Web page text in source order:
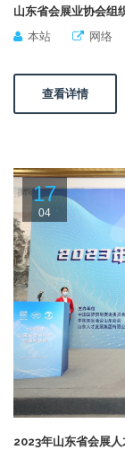
山东省会展业协会组
本站
网络
查看详情
17
04
2023年山东省会展